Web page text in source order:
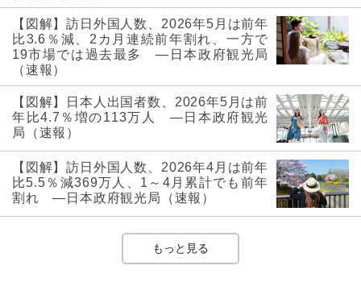
【図解】訪日外国人数、2026年5月は前年
比3.6％減、2カ月連続前年割れ、一方で
19市場では過去最多 ―日本政府観光局
（速報）
【図解】日本人出国者数、2026年5月は前
年比4.7％増の113万人 ―日本政府観光
局（速報）
【図解】訪日外国人数、2026年4月は前年
比5.5％減369万人、1～4月累計でも前年
割れ ―日本政府観光局（速報）
もっと見る